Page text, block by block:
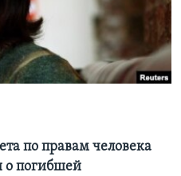
по правам человека
о погибшей